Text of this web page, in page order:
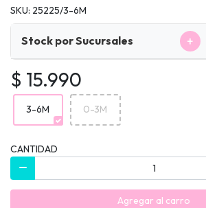
SKU: 25225/3-6M
Stock por Sucursales +
$ 15.990
3-6M 0-3M
CANTIDAD
Agregar al carro